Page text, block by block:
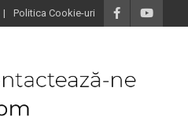
Politica Cookie-uri